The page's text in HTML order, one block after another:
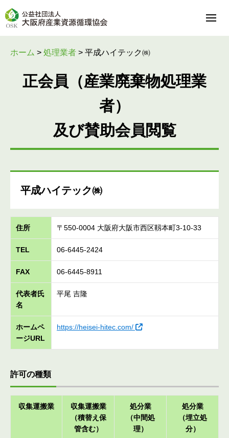
ホーム > 処理業者 > 平成ハイテック㈱
正会員（産業廃棄物処理業
者）
及び賛助会員閲覧
平成ハイテック㈱
住所 〒550-0004 大阪府大阪市西区靱本町3-10-33
TEL 06-6445-2424
FAX 06-6445-8911
代表者氏
名
平尾 吉隆
ホームペ
ージURL
https://heisei-hitec.com/
許可の種類
収集運搬業
収集運搬業
（積替え保
管含む）
処分業
（中間処
理）
処分業
（埋立処
分）